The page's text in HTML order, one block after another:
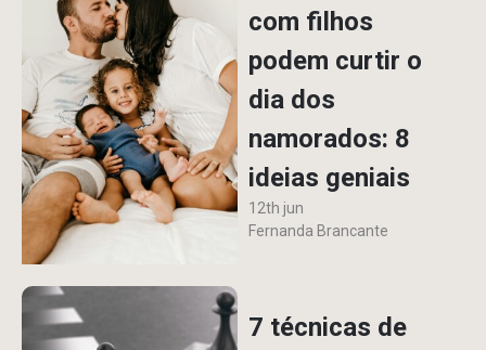
com filhos
podem curtir o
dia dos
namorados: 8
ideias geniais
12th jun
Fernanda Brancante
7 técnicas de